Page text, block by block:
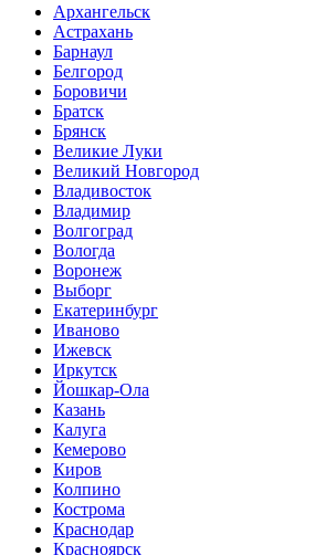
Архангельск
Астрахань
Барнаул
Белгород
Боровичи
Братск
Брянск
Великие Луки
Великий Новгород
Владивосток
Владимир
Волгоград
Вологда
Воронеж
Выборг
Екатеринбург
Иваново
Ижевск
Иркутск
Йошкар-Ола
Казань
Калуга
Кемерово
Киров
Колпино
Кострома
Краснодар
Красноярск